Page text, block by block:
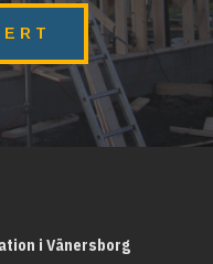
i Vänersborg